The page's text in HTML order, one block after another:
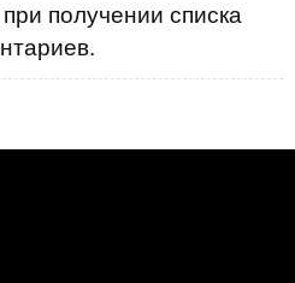
получении списка